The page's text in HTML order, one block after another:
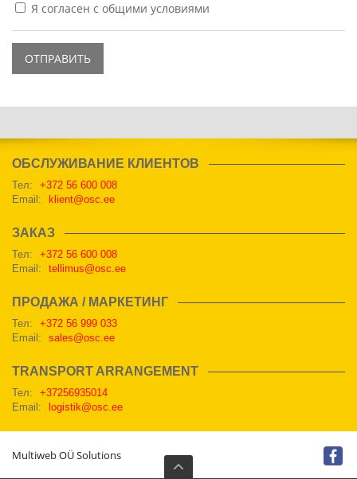
Я согласен с общими условиями
ОТПРАВИТЬ
ОБСЛУЖИВАНИЕ КЛИЕНТОВ
Тел:
+372 56 600 008
Email:
klient@osc.ee
ЗАКАЗ
Тел:
+372 56 600 008
Email:
tellimus@osc.ee
ПРОДАЖА / МАРКЕТИНГ
Тел:
+372 56 999 033
Email:
sales@osc.ee
TRANSPORT ARRANGEMENT
Тел:
+37256935014
Email:
logistik@osc.ee
Multiweb OÜ Solutions